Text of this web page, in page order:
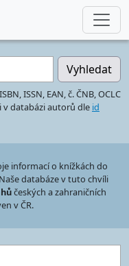
Vyhledat
ISSN, EAN, č. ČNB, OCLC
databázi autorů dle id
informací o knížkách do
databáze v tuto chvíli
českých a zahraničních
v ČR.